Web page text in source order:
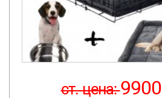
ст. цена:9900